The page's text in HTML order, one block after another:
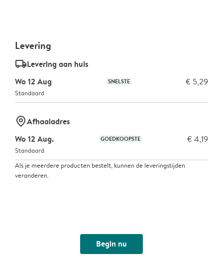
Levering
delivery_standard_v2Levering aan huis
Wo 12 Aug
SNELSTE € 5,29
Standaard
marker-pinAfhaaladres
Wo 12 Aug.
GOEDKOOPSTE € 4,19
Standaard
Als je meerdere producten bestelt, kunnen de leveringstijden
veranderen.
Begin nu